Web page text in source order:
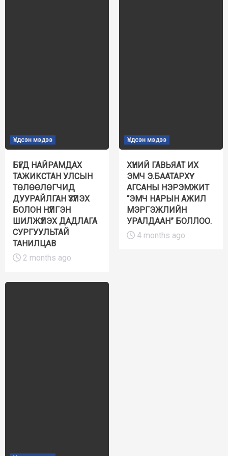
Үндсэн мэдээ
БҮГД НАЙРАМДАХ
ТАЖИКСТАН УЛСЫН
ТӨЛӨӨЛӨГЧИД
ДУУРАЙЛГАН ҮЗҮҮЛЭХ
БОЛОН НҮҮЛГЭН
ШИЛЖҮҮЛЭХ ДАДЛАГА
СУРГУУЛЬТАЙ
ТАНИЛЦАВ
2 months ago
Үндсэн мэдээ
ХҮНИЙ ГАВЬЯАТ ИХ
ЭМЧ Э.БААТАРХҮҮ
АГСАНЫ НЭРЭМЖИТ
“ЭМЧ НАРЫН АЖИЛ
МЭРГЭЖЛИЙН
УРАЛДААН” БОЛЛОО.
4 months ago